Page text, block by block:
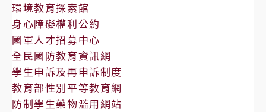
環境教育探索館
身心障礙權利公約
國軍人才招募中心
全民國防教育資訊網
學生申訴及再申訴制度
教育部性別平等教育網
防制學生藥物濫用網站